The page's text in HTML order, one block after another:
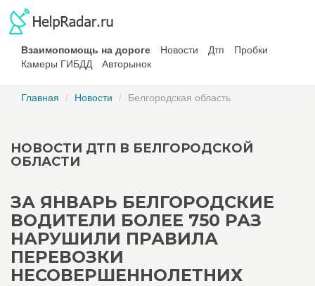
Взаимопомощь на дороге Новости Дтп
Пробки
Камеры ГИБДД
Авторынок
Главная Новости Белгородская область
НОВОСТИ ДТП В БЕЛГОРОДСКОЙ
ОБЛАСТИ
ЗА ЯНВАРЬ БЕЛГОРОДСКИЕ
ВОДИТЕЛИ БОЛЕЕ 750 РАЗ
НАРУШИЛИ ПРАВИЛА
ПЕРЕВОЗКИ
НЕСОВЕРШЕННОЛЕТНИХ